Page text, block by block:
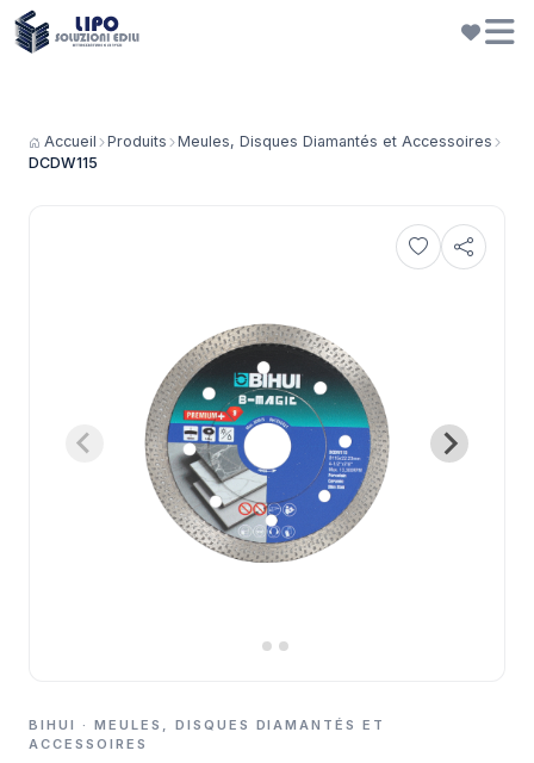
Accueil Produits
Meules, Disques Diamantés et Accessoires
DCDW115
BIHUI · MEULES, DISQUES DIAMANTÉS ET
ACCESSOIRES